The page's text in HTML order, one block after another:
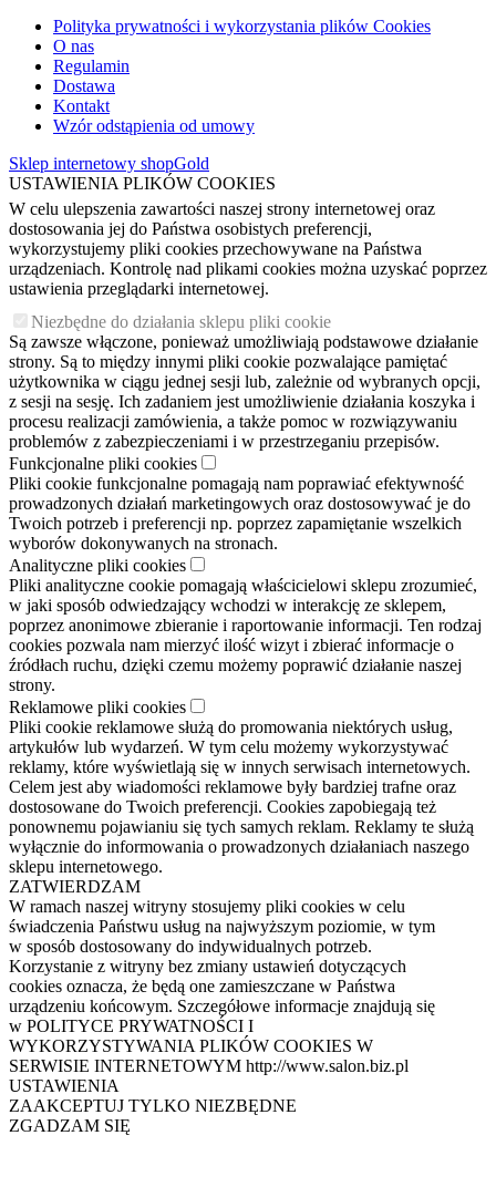
Polityka prywatności i wykorzystania plików Cookies
O nas
Regulamin
Dostawa
Kontakt
Wzór odstąpienia od umowy
Sklep internetowy shopGold
USTAWIENIA PLIKÓW COOKIES
W celu ulepszenia zawartości naszej strony internetowej oraz
dostosowania jej do Państwa osobistych preferencji,
wykorzystujemy pliki cookies przechowywane na Państwa
urządzeniach. Kontrolę nad plikami cookies można uzyskać poprzez
ustawienia przeglądarki internetowej.
Niezbędne do działania sklepu pliki cookie
Są zawsze włączone, ponieważ umożliwiają podstawowe działanie
strony. Są to między innymi pliki cookie pozwalające pamiętać
użytkownika w ciągu jednej sesji lub, zależnie od wybranych opcji,
z sesji na sesję. Ich zadaniem jest umożliwienie działania koszyka i
procesu realizacji zamówienia, a także pomoc w rozwiązywaniu
problemów z zabezpieczeniami i w przestrzeganiu przepisów.
Funkcjonalne pliki cookies
Pliki cookie funkcjonalne pomagają nam poprawiać efektywność
prowadzonych działań marketingowych oraz dostosowywać je do
Twoich potrzeb i preferencji np. poprzez zapamiętanie wszelkich
wyborów dokonywanych na stronach.
Analityczne pliki cookies
Pliki analityczne cookie pomagają właścicielowi sklepu zrozumieć,
w jaki sposób odwiedzający wchodzi w interakcję ze sklepem,
poprzez anonimowe zbieranie i raportowanie informacji. Ten rodzaj
cookies pozwala nam mierzyć ilość wizyt i zbierać informacje o
źródłach ruchu, dzięki czemu możemy poprawić działanie naszej
strony.
Reklamowe pliki cookies
Pliki cookie reklamowe służą do promowania niektórych usług,
artykułów lub wydarzeń. W tym celu możemy wykorzystywać
reklamy, które wyświetlają się w innych serwisach internetowych.
Celem jest aby wiadomości reklamowe były bardziej trafne oraz
dostosowane do Twoich preferencji. Cookies zapobiegają też
ponownemu pojawianiu się tych samych reklam. Reklamy te służą
wyłącznie do informowania o prowadzonych działaniach naszego
sklepu internetowego.
ZATWIERDZAM
W ramach naszej witryny stosujemy pliki cookies w celu
świadczenia Państwu usług na najwyższym poziomie, w tym
w sposób dostosowany do indywidualnych potrzeb.
Korzystanie z witryny bez zmiany ustawień dotyczących
cookies oznacza, że będą one zamieszczane w Państwa
urządzeniu końcowym. Szczegółowe informacje znajdują się
w POLITYCE PRYWATNOŚCI I
WYKORZYSTYWANIA PLIKÓW COOKIES W
SERWISIE INTERNETOWYM http://www.salon.biz.pl
USTAWIENIA
ZAAKCEPTUJ TYLKO NIEZBĘDNE
ZGADZAM SIĘ